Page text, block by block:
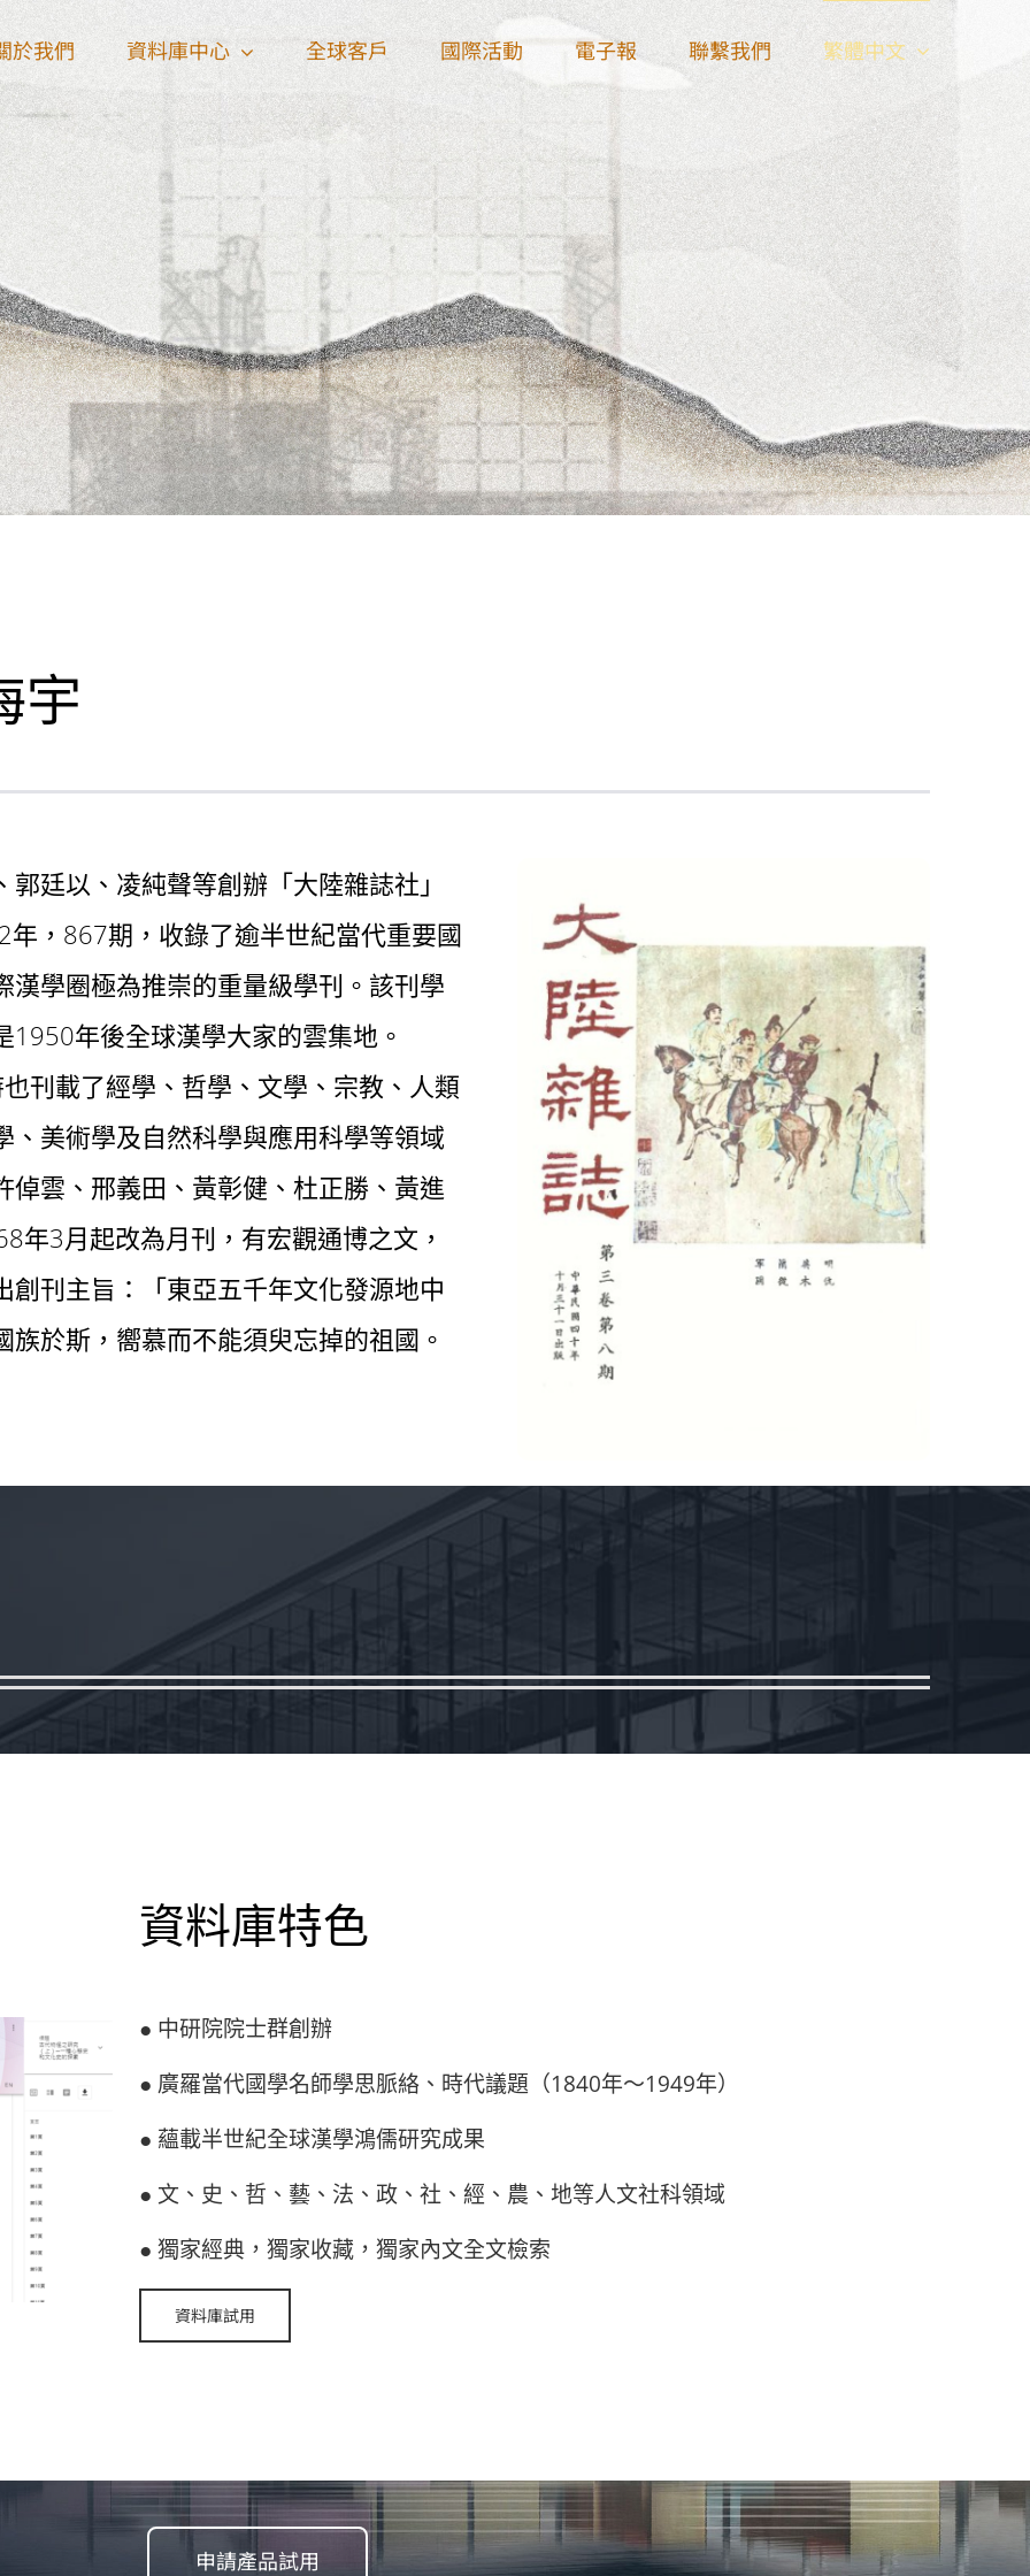
於我們 資料庫中心 全球客戶 國際活動 電子報 聯繫我們 繁體中文
宇
廷以、凌純聲等創辦「大陸雜誌社」
，867期，收錄了逾半世紀當代重要國
學圈極為推崇的重量級學刊。該刊學
年後全球漢學大家的雲集地。
刊載了經學、哲學、文學、宗教、人類
美術學及自然科學與應用科學等領域
雲、邢義田、黃彰健、杜正勝、黃進
年3月起改為月刊，有宏觀通博之文，
刊主旨：「東亞五千年文化發源地中
於斯，嚮慕而不能須臾忘掉的祖國。
資料庫特色
● 中研院院士群創辦
● 廣羅當代國學名師學思脈絡、時代議題 （1840年～1949年）
● 蘊載半世紀全球漢學鴻儒研究成果
● 文、史、哲、藝、法、政、社、經、農、地等人文社科領域
● 獨家經典，獨家收藏，獨家內文全文檢索
資料庫試用
申請產品試用